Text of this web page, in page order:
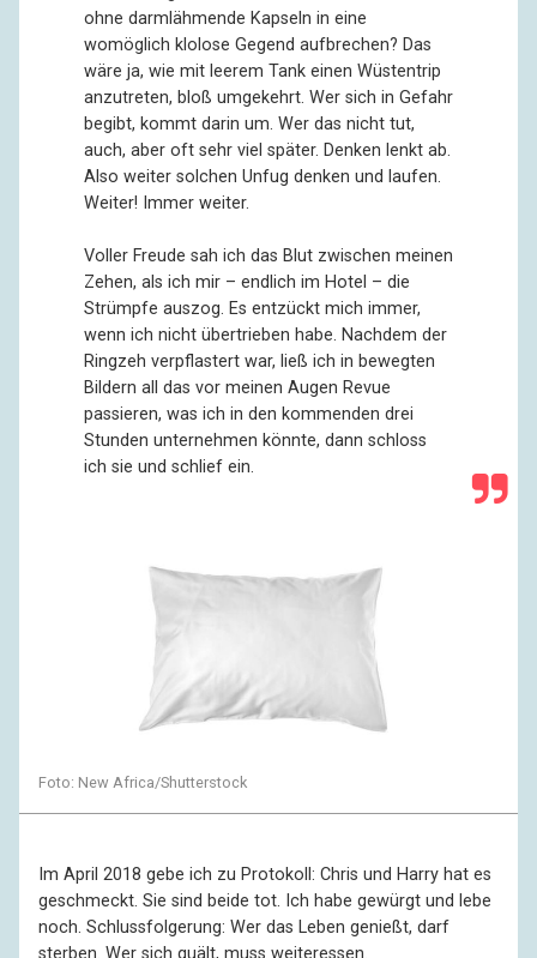
ohne darmlähmende Kapseln in eine
womöglich klolose Gegend aufbrechen? Das
wäre ja, wie mit leerem Tank einen Wüstentrip
anzutreten, bloß umgekehrt. Wer sich in Gefahr
begibt, kommt darin um. Wer das nicht tut,
auch, aber oft sehr viel später. Denken lenkt ab.
Also weiter solchen Unfug denken und laufen.
Weiter! Immer weiter.
Voller Freude sah ich das Blut zwischen meinen
Zehen, als ich mir – endlich im Hotel – die
Strümpfe auszog. Es entzückt mich immer,
wenn ich nicht übertrieben habe. Nachdem der
Ringzeh verpflastert war, ließ ich in bewegten
Bildern all das vor meinen Augen Revue
passieren, was ich in den kommenden drei
Stunden unternehmen könnte, dann schloss
ich sie und schlief ein.
Foto: New Africa/Shutterstock
Im April 2018 gebe ich zu Protokoll: Chris und Harry hat es
geschmeckt. Sie sind beide tot. Ich habe gewürgt und lebe
noch. Schlussfolgerung: Wer das Leben genießt, darf